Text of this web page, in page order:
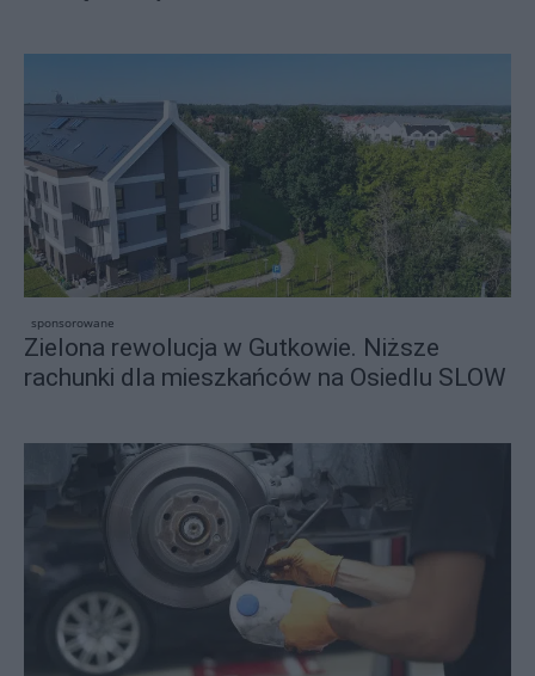
sponsorowane
Zielona rewolucja w Gutkowie. Niższe
rachunki dla mieszkańców na Osiedlu SLOW